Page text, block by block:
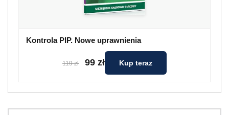
Kontrola PIP. Nowe uprawnienia
119 zł 99 zł Kup teraz